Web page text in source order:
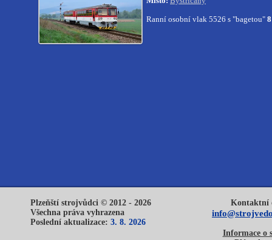
Ranní osobní vlak 5526 s "bagetou"
Plzeňští strojvůdci © 2012 - 2026
Všechna práva vyhrazena
Poslední aktualizace: 3. 8. 2026
Kontaktní
Informace o